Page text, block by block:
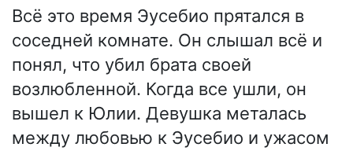
Всё это время Эусебио прятался в
соседней комнате. Он слышал всё и
понял, что убил брата своей
возлюбленной. Когда все ушли, он
вышел к Юлии. Девушка металась
между любовью к Эусебио и ужасом